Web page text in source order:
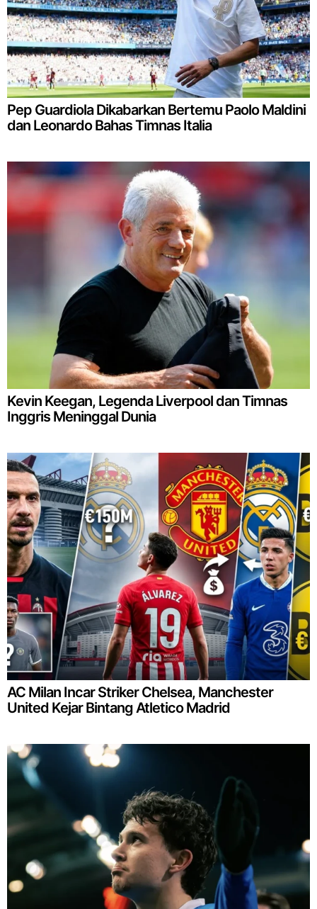
Pep Guardiola Dikabarkan Bertemu Paolo Maldini
dan Leonardo Bahas Timnas Italia
Kevin Keegan, Legenda Liverpool dan Timnas
Inggris Meninggal Dunia
AC Milan Incar Striker Chelsea, Manchester
United Kejar Bintang Atletico Madrid